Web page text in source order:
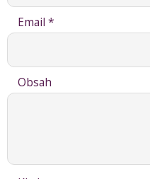
Email *
Obsah